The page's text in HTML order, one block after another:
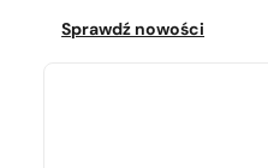
Sprawdź nowości